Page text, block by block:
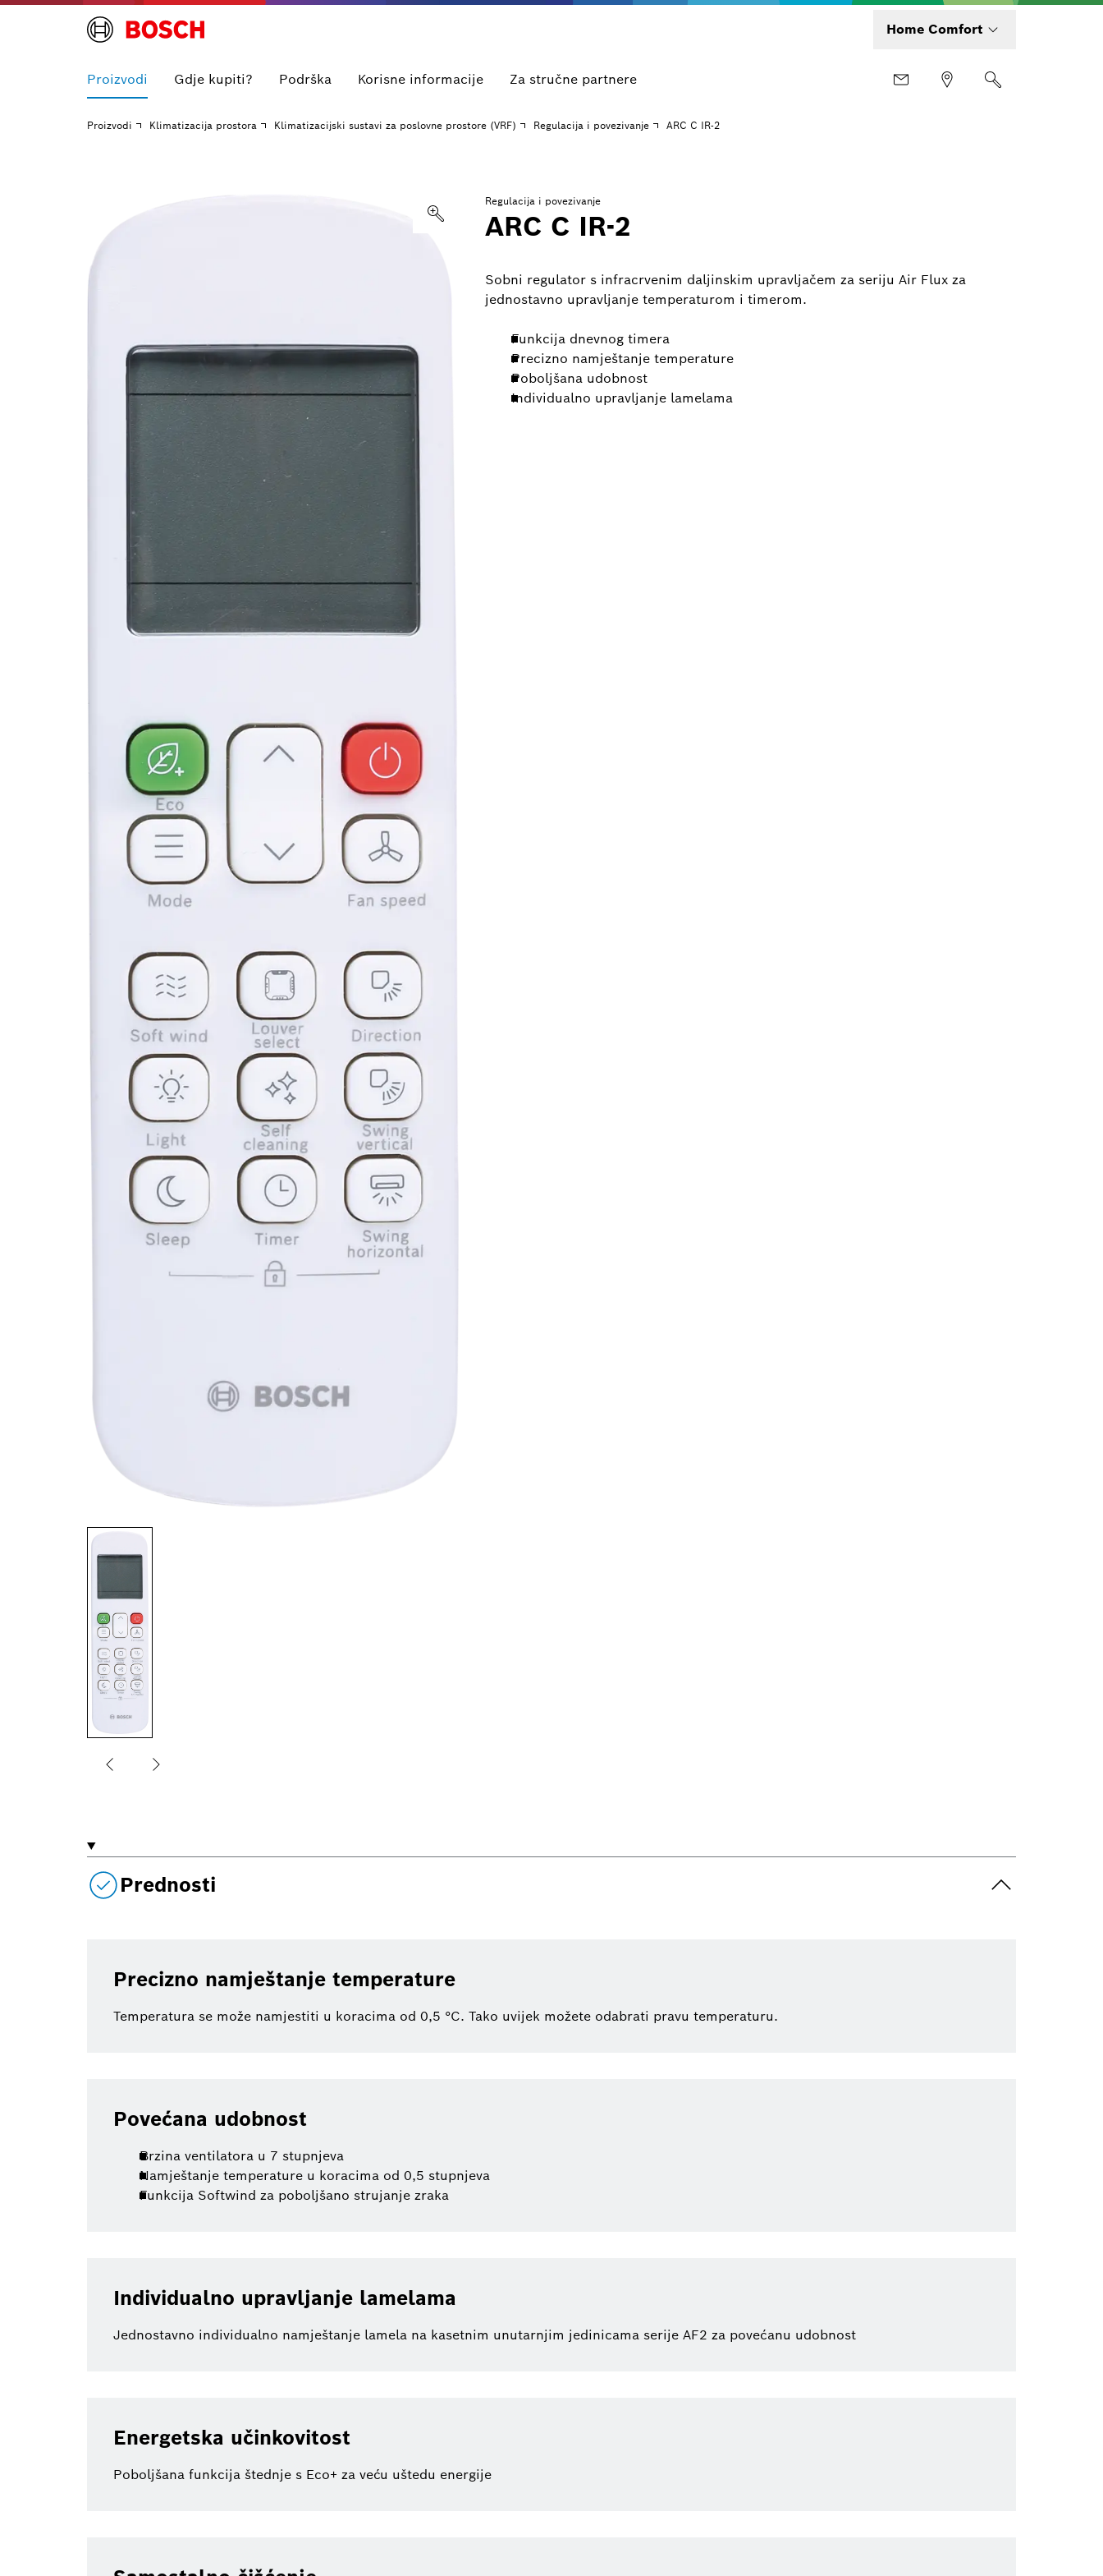
Home Comfort
Proizvodi Gdje kupiti? Podrška Korisne informacije Za stručne partnere
Proizvodi Klimatizacija prostora Klimatizacijski sustavi za poslovne prostore (VRF) Regulacija i povezivanje ARC C IR-2
Regulacija i povezivanje
ARC C IR-2
Sobni regulator s infracrvenim daljinskim upravljačem za seriju Air Flux za
jednostavno upravljanje temperaturom i timerom.
Funkcija dnevnog timera
Precizno namještanje temperature
Poboljšana udobnost
Individualno upravljanje lamelama
Prednosti
Precizno namještanje temperature
Temperatura se može namjestiti u koracima od 0,5 °C. Tako uvijek možete odabrati pravu temperaturu.
Povećana udobnost
Brzina ventilatora u 7 stupnjeva
Namještanje temperature u koracima od 0,5 stupnjeva
Funkcija Softwind za poboljšano strujanje zraka
Individualno upravljanje lamelama
Jednostavno individualno namještanje lamela na kasetnim unutarnjim jedinicama serije AF2 za povećanu udobnost
Energetska učinkovitost
Poboljšana funkcija štednje s Eco+ za veću uštedu energije